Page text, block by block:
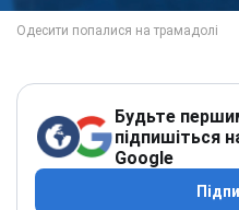
Будьте
підпишіться
Google